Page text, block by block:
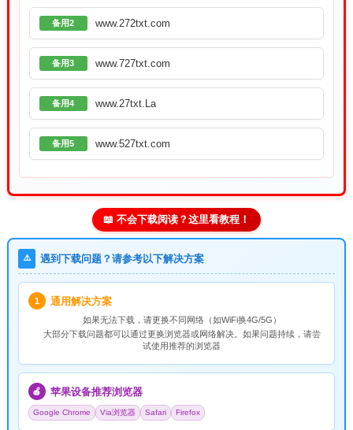
备用2 www.272txt.com
备用3 www.727txt.com
备用4 www.27txt.La
备用5 www.527txt.com
📖 不会下载阅读？这里看教程！
⚠️ 遇到下载问题？请参考以下解决方案
1 通用解决方案
如果无法下载，请更换不同网络（如WiFi换4G/5G）
大部分下载问题都可以通过更换浏览器或网络解决。如果问题持续，请尝
试使用推荐的浏览器
🍎 苹果设备推荐浏览器
Google Chrome Via浏览器 Safari Firefox